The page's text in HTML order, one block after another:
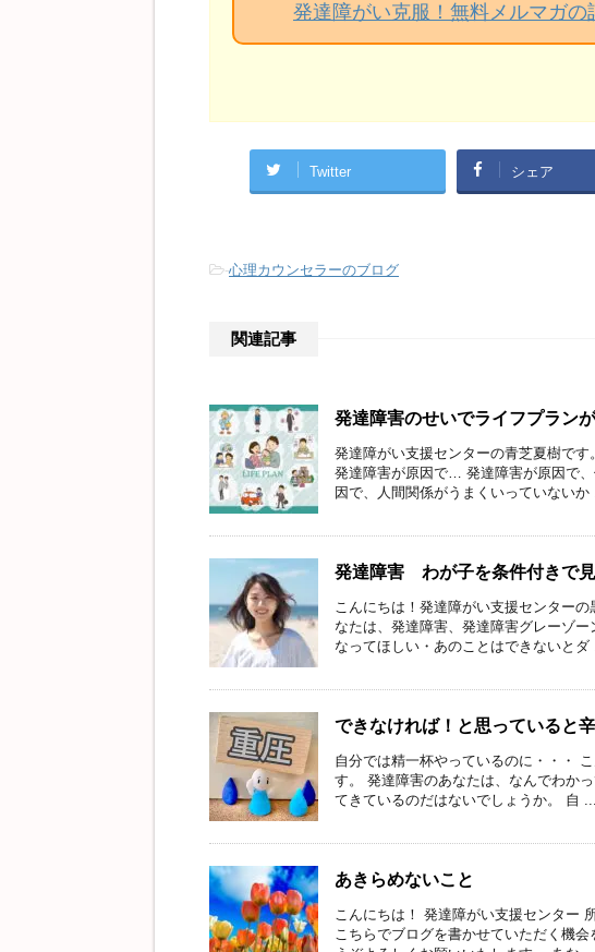
発達障がい克服！無料メルマガの
Twitter シェア
-心理カウンセラーのブログ
関連記事
発達障害のせいでライフプラン
発達障がい支援センターの青芝夏樹です
発達障害が原因で… 発達障害が原因で
因で、人間関係がうまくいっていないか
発達障害 わが子を条件付きで
こんにちは！発達障がい支援センター
なたは、発達障害、発達障害グレーゾ
なってほしい・あのことはできないとダ
できなければ！と思っていると
自分では精一杯やっているのに・・・
す。 発達障害のあなたは、なんでわか
てきているのだはないでしょうか。 自 ...
あきらめないこと
こんにちは！ 発達障がい支援センター
こちらでブログを書かせていただく機